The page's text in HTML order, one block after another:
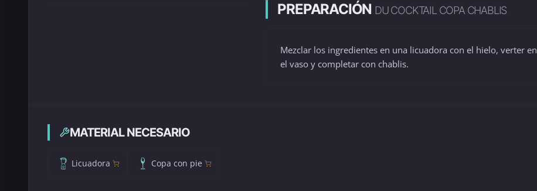
PREPARACIÓN DU COCKTAIL COPA CHABLIS
Mezclar los ingredientes en una licuadora con el hielo, verter en
el vaso y completar con chablis.
MATERIAL NECESARIO
Licuadora Copa con pie